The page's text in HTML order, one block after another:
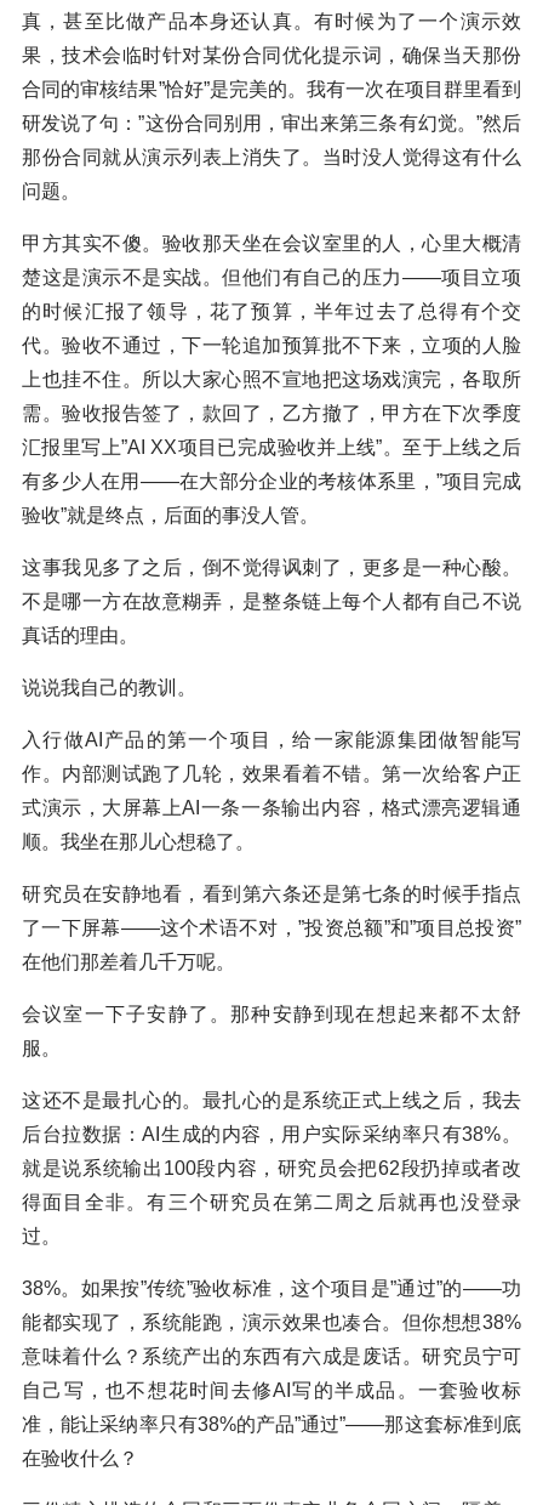
真，甚至比做产品本身还认真。有时候为了一个演示效
果，技术会临时针对某份合同优化提示词，确保当天那份
合同的审核结果”恰好”是完美的。我有一次在项目群里看到
研发说了句：”这份合同别用，审出来第三条有幻觉。”然后
那份合同就从演示列表上消失了。当时没人觉得这有什么
问题。
甲方其实不傻。验收那天坐在会议室里的人，心里大概清
楚这是演示不是实战。但他们有自己的压力——项目立项
的时候汇报了领导，花了预算，半年过去了总得有个交
代。验收不通过，下一轮追加预算批不下来，立项的人脸
上也挂不住。所以大家心照不宣地把这场戏演完，各取所
需。验收报告签了，款回了，乙方撤了，甲方在下次季度
汇报里写上”AI XX项目已完成验收并上线”。至于上线之后
有多少人在用——在大部分企业的考核体系里，”项目完成
验收”就是终点，后面的事没人管。
这事我见多了之后，倒不觉得讽刺了，更多是一种心酸。
不是哪一方在故意糊弄，是整条链上每个人都有自己不说
真话的理由。
说说我自己的教训。
入行做AI产品的第一个项目，给一家能源集团做智能写
作。内部测试跑了几轮，效果看着不错。第一次给客户正
式演示，大屏幕上AI一条一条输出内容，格式漂亮逻辑通
顺。我坐在那儿心想稳了。
研究员在安静地看，看到第六条还是第七条的时候手指点
了一下屏幕——这个术语不对，”投资总额”和”项目总投资”
在他们那差着几千万呢。
会议室一下子安静了。那种安静到现在想起来都不太舒
服。
这还不是最扎心的。最扎心的是系统正式上线之后，我去
后台拉数据：AI生成的内容，用户实际采纳率只有38%。
就是说系统输出100段内容，研究员会把62段扔掉或者改
得面目全非。有三个研究员在第二周之后就再也没登录
过。
38%。如果按”传统”验收标准，这个项目是”通过”的——功
能都实现了，系统能跑，演示效果也凑合。但你想想38%
意味着什么？系统产出的东西有六成是废话。研究员宁可
自己写，也不想花时间去修AI写的半成品。一套验收标
准，能让采纳率只有38%的产品”通过”——那这套标准到底
在验收什么？